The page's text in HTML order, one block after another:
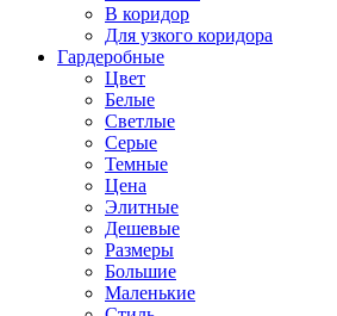
В коридор
Для узкого коридора
Гардеробные
Цвет
Белые
Светлые
Серые
Темные
Цена
Элитные
Дешевые
Размеры
Большие
Маленькие